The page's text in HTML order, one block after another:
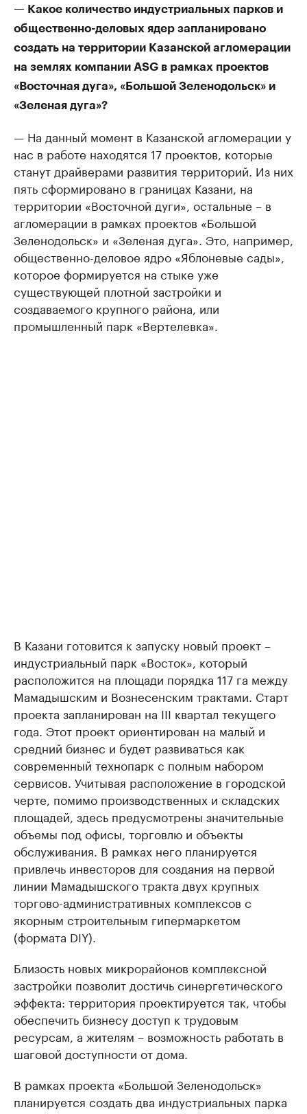
— Какое количество индустриальных парков и
общественно-деловых ядер запланировано
создать на территории Казанской агломерации
на землях компании ASG в рамках проектов
«Восточная дуга», «Большой Зеленодольск» и
«Зеленая дуга»?
— На данный момент в Казанской агломерации у
нас в работе находятся 17 проектов, которые
станут драйверами развития территорий. Из них
пять сформировано в границах Казани, на
территории «Восточной дуги», остальные – в
агломерации в рамках проектов «Большой
Зеленодольск» и «Зеленая дуга». Это, например,
общественно-деловое ядро «Яблоневые сады»,
которое формируется на стыке уже
существующей плотной застройки и
создаваемого крупного района, или
промышленный парк «Вертелевка».
В Казани готовится к запуску новый проект –
индустриальный парк «Восток», который
расположится на площади порядка 117 га между
Мамадышским и Вознесенским трактами. Старт
проекта запланирован на III квартал текущего
года. Этот проект ориентирован на малый и
средний бизнес и будет развиваться как
современный технопарк с полным набором
сервисов. Учитывая расположение в городской
черте, помимо производственных и складских
площадей, здесь предусмотрены значительные
объемы под офисы, торговлю и объекты
обслуживания. В рамках него планируется
привлечь инвесторов для создания на первой
линии Мамадышского тракта двух крупных
торгово-административных комплексов с
якорным строительным гипермаркетом
(формата DIY).
Близость новых микрорайонов комплексной
застройки позволит достичь синергетического
эффекта: территория проектируется так, чтобы
обеспечить бизнесу доступ к трудовым
ресурсам, а жителям – возможность работать в
шаговой доступности от дома.
В рамках проекта «Большой Зеленодольск»
планируется создать два индустриальных парка